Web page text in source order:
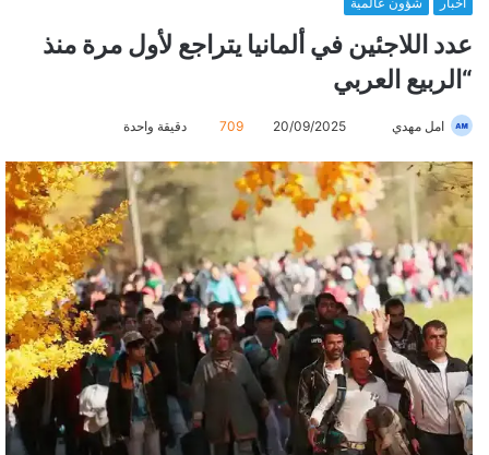
عدد اللاجئين في ألمانيا يتراجع لأول مرة منذ
“الربيع العربي
امل مهدي
س
ل
ب
ر
ي
د
ا
إ
ل
ك
ت
20/09/2025
709 دقيقة واحدة